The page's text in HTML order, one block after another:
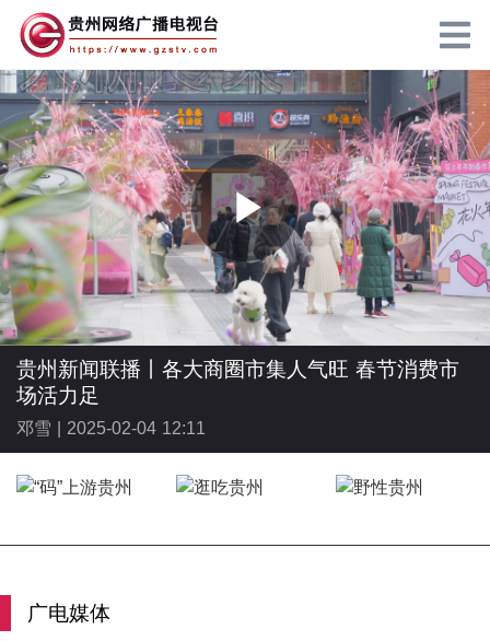
P
l
a
贵州新闻联播丨各大商圈市集人气旺 春节消费市
场活力足
邓雪 | 2025-02-04 12:11
广电媒体